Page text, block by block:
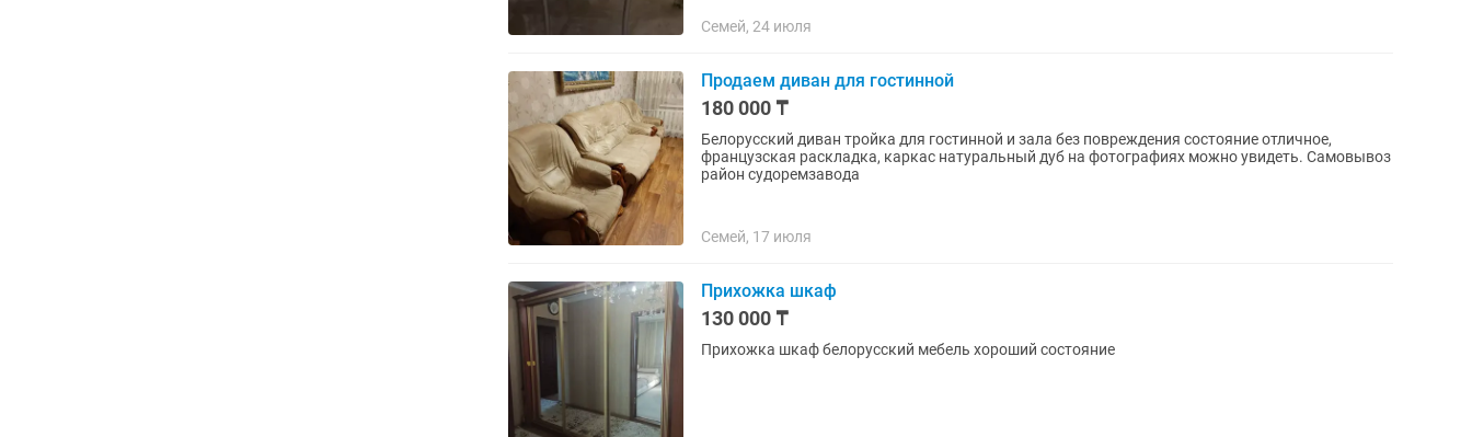
Семей, 24 июля
Продаем диван для гостинной
180 000 ₸
Белорусский диван тройка для гостинной и зала без повреждения состояние отличное,
французская раскладка, каркас натуральный дуб на фотографиях можно увидеть. Самовывоз
район судоремзавода
Семей, 17 июля
Прихожка шкаф
130 000 ₸
Прихожка шкаф белорусский мебель хороший состояние